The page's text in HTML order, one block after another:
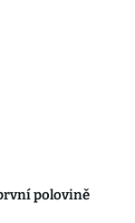
polovině